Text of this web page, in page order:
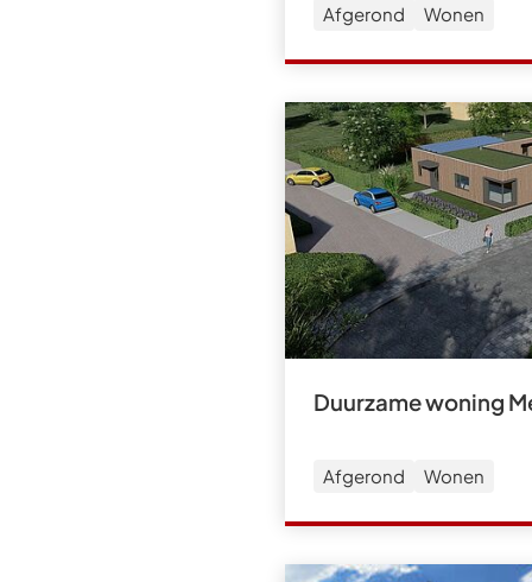
Afgerond Wonen
Duurzame woning
Afgerond Wonen